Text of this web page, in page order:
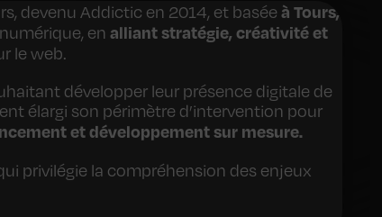
devenu Addictic en 2014, et basée à Tours,
en alliant stratégie, créativité et
le web.
développer leur présence digitale de
élargi son périmètre d’intervention pour
et développement sur mesure.
privilégie la compréhension des enjeux